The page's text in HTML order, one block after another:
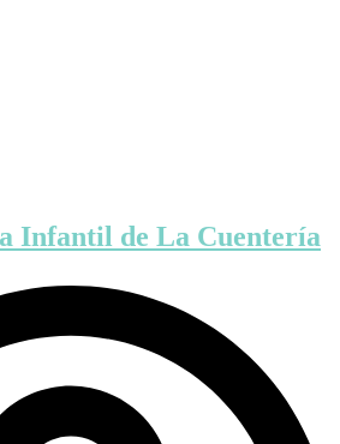
Infantil de La Cuentería